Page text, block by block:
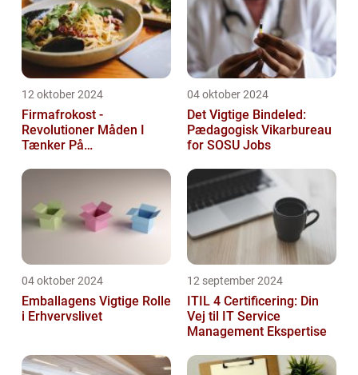
12 oktober 2024
Firmafrokost -
Revolutioner Måden I
Tænker På
04 oktober 2024
Det Vigtige Bindeled:
Pædagogisk Vikarbureau
for SOSU Jobs
04 oktober 2024
Emballagens Vigtige Rolle
i Erhvervslivet
12 september 2024
ITIL 4 Certificering: Din
Vej til IT Service
Management Ekspertise